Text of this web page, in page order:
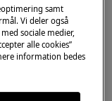
samt
Vi deler også
sociale medier,
alle cookies”
information bedes